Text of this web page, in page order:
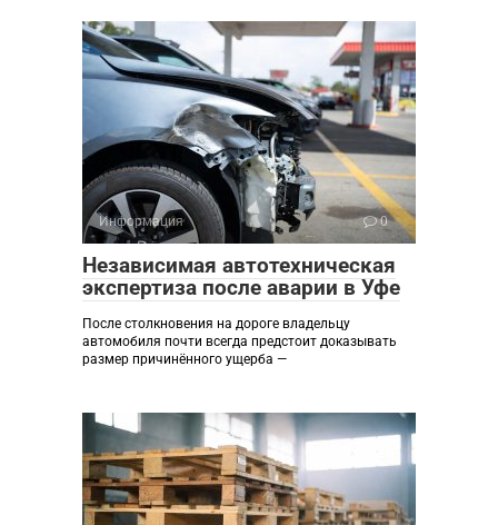
Информация 0
Независимая автотехническая
экспертиза после аварии в Уфе
После столкновения на дороге владельцу
автомобиля почти всегда предстоит доказывать
размер причинённого ущерба —